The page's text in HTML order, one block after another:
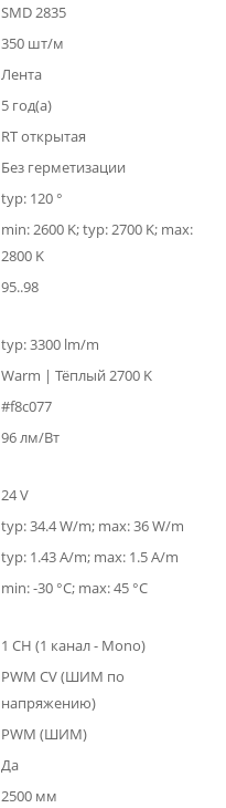
SMD 2835
350 шт/м
Лента
5 год(а)
RT открытая
Без герметизации
typ: 120 °
min: 2600 K; typ: 2700 K; max:
2800 K
95..98
typ: 3300 lm/m
Warm | Тёплый 2700 K
#f8c077
96 лм/Вт
24 V
typ: 34.4 W/m; max: 36 W/m
typ: 1.43 A/m; max: 1.5 A/m
min: -30 °C; max: 45 °C
1 CH (1 канал - Mono)
PWM СV (ШИМ по
напряжению)
PWM (ШИМ)
Да
2500 мм